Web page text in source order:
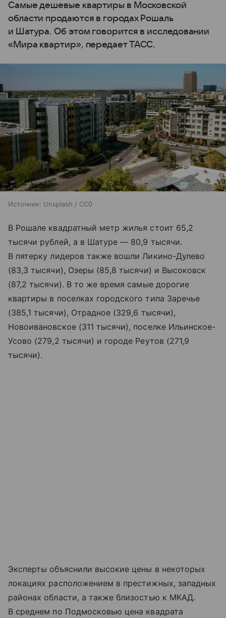
Самые дешевые квартиры в Московской
области продаются в городах Рошаль
и Шатура. Об этом говорится в исследовании
«Мира квартир», передает ТАСС.
Источник: Unsplash / CC0
В Рошале квадратный метр жилья стоит 65,2
тысячи рублей, а в Шатуре — 80,9 тысячи.
В пятерку лидеров также вошли Ликино-Дулево
(83,3 тысячи), Озеры (85,8 тысячи) и Высоковск
(87,2 тысячи). В то же время самые дорогие
квартиры в поселках городского типа Заречье
(385,1 тысячи), Отрадное (329,6 тысячи),
Новоивановское (311 тысячи), поселке Ильинское-
Усово (279,2 тысячи) и городе Реутов (271,9
тысячи).
Эксперты объяснили высокие цены в некоторых
локациях расположением в престижных, западных
районах области, а также близостью к МКАД.
В среднем по Подмосковью цена квадрата